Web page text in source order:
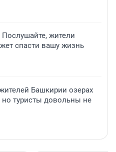
жители
спасти вашу жизнь
Башкирии озерах
но туристы довольны не